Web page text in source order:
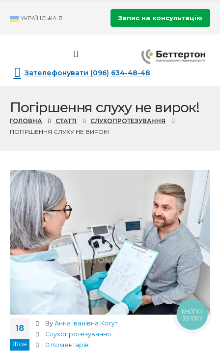
УКРАЇНСЬКА Запис на консультацію
Зателефонувати (096) 634-48-48
Погіршення слуху не вирок!
ГОЛОВНА СТАТТІ
CЛУХОПРОТЕЗУВАННЯ
ПОГІРШЕННЯ СЛУХУ НЕ ВИРОК!
18
Жов
By Анна Іванівна Когут
Cлухопротезування
0 Коментарів
КНОПКА
ЗВ'ЯЗКУ